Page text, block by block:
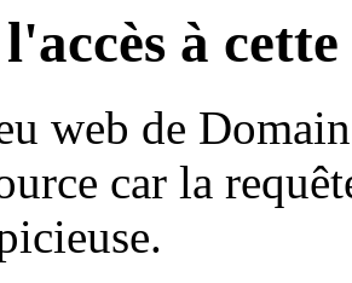
à
web de
car la